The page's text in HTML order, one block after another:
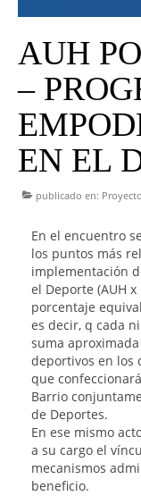
AUH
–
EN EL
publicado en:
En el encuentro
los puntos más
implementación
el Deporte (AUH
porcentaje
es decir, q cada
suma
deportivos en los
que
Barrio
de Deportes.
En ese mismo
a su cargo el
mecanismos
beneficio.